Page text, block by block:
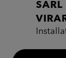
SARL